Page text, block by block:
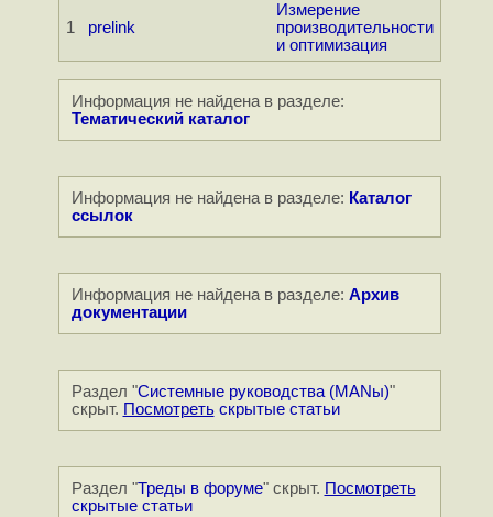
1 prelink
Измерение
производительности
и оптимизация
Информация не найдена в разделе:
Тематический каталог
Информация не найдена в разделе: Каталог
ссылок
Информация не найдена в разделе: Архив
документации
Раздел "Системные руководства (MANы)"
скрыт. Посмотретьскрытые статьи
Раздел "Треды в форуме" скрыт. Посмотреть
скрытые статьи